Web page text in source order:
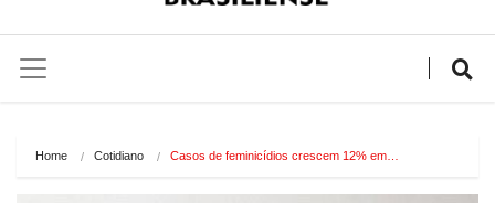
Home Cotidiano Casos de feminicídios crescem 12% em…